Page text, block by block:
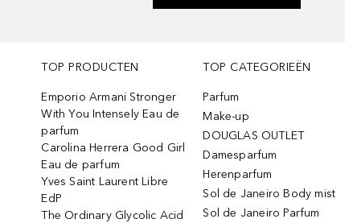
TOP PRODUCTEN
Emporio Armani Stronger
With You Intensely Eau de
parfum
Carolina Herrera Good Girl
Eau de parfum
Yves Saint Laurent Libre
EdP
The Ordinary Glycolic Acid
TOP CATEGORIEËN
Parfum
Make-up
DOUGLAS OUTLET
Damesparfum
Herenparfum
Sol de Janeiro Body mist
Sol de Janeiro Parfum